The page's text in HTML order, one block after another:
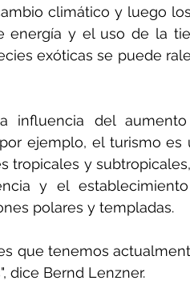
climático y luego
y el uso de la
exóticas se puede
influencia del
ejemplo, el turismo es
tropicales y
y el
polares y templadas.
que tenemos
dice Bernd Lenzner.